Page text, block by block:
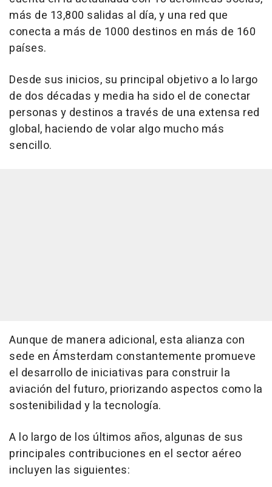
más de 13,800 salidas al día, y una red que
conecta a más de 1000 destinos en más de 160
países.
Desde sus inicios, su principal objetivo a lo largo
de dos décadas y media ha sido el de conectar
personas y destinos a través de una extensa red
global, haciendo de volar algo mucho más
sencillo.
Aunque de manera adicional, esta alianza con
sede en Ámsterdam constantemente promueve
el desarrollo de iniciativas para construir la
aviación del futuro, priorizando aspectos como la
sostenibilidad y la tecnología.
A lo largo de los últimos años, algunas de sus
principales contribuciones en el sector aéreo
incluyen las siguientes: